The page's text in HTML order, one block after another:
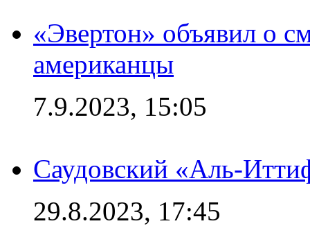
«Эвертон» объявил о
американцы
7.9.2023, 15:05
Саудовский «Аль-
29.8.2023, 17:45